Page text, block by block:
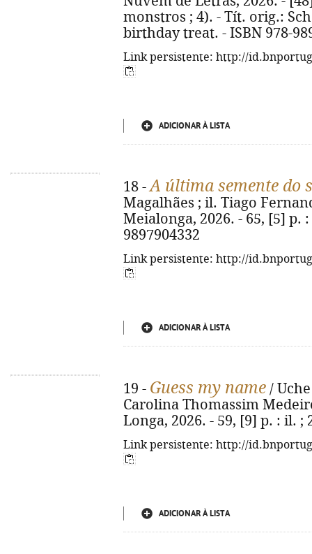
monstros ; 4). - Tít. orig.:
birthday treat. - ISBN 978-
Link persistente: http://
ADICIONAR À LISTA
18 -A última semente do
Magalhães ; il. Tiago
Meialonga, 2026. - 65, [5] p.
9897904332
Link persistente: http://
ADICIONAR À LISTA
19 - Guess my name /
Carolina Thomassim
Longa, 2026. - 59, [9] p. : il. ;
Link persistente: http://
ADICIONAR À LISTA